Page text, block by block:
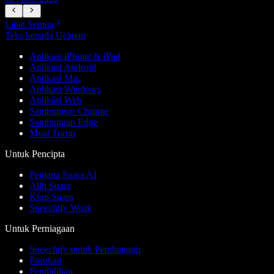
Lihat Semua
Teks kepada Ucapan
Aplikasi iPhone & iPad
Aplikasi Android
Aplikasi Mac
Aplikasi Windows
Aplikasi Web
Sambungan Chrome
Sambungan Edge
Muat Turun
Untuk Pencipta
Penjana Suara AI
Alih Suara
Klon Suara
Speechify Work
Untuk Perniagaan
Speechify untuk Pembangun
Pasukan
Pendidikan